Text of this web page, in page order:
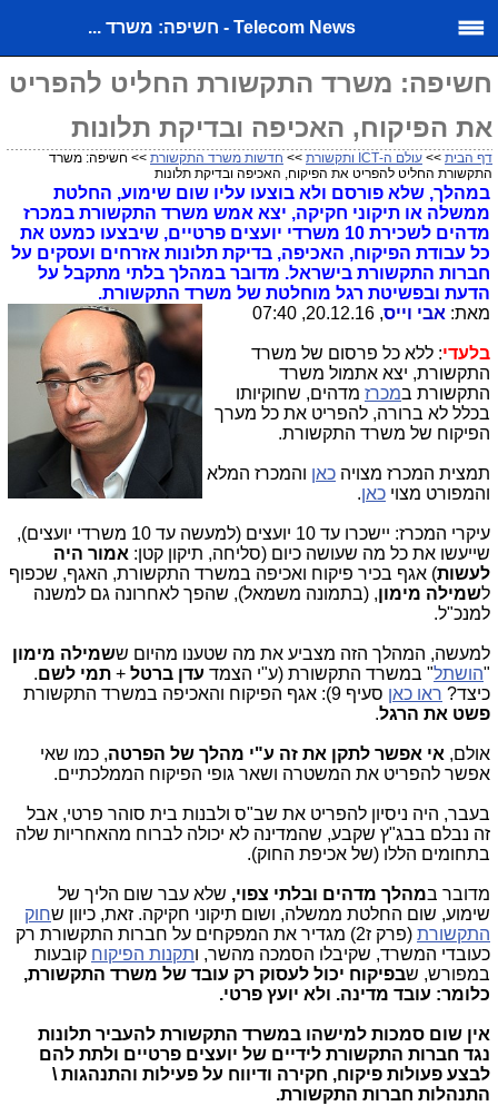
Telecom News - חשיפה: משרד ...
חשיפה: משרד התקשורת החליט להפריט
את הפיקוח, האכיפה ובדיקת תלונות
דף הבית >> עולם ה-ICT ותקשורת >> חדשות משרד התקשורת >> חשיפה: משרד
התקשורת החליט להפריט את הפיקוח, האכיפה ובדיקת תלונות
במהלך, שלא פורסם ולא בוצעו עליו שום שימוע, החלטת
ממשלה או תיקוני חקיקה, יצא אמש משרד התקשורת במכרז
מדהים לשכירת 10 משרדי יועצים פרטיים, שיבצעו כמעט את
כל עבודת הפיקוח, האכיפה, בדיקת תלונות אזרחים ועסקים על
חברות התקשורת בישראל. מדובר במהלך בלתי מתקבל על
הדעת ובפשיטת רגל מוחלטת של משרד התקשורת.
מאת: אבי וייס, 20.12.16, 07:40
בלעדי: ללא כל פרסום של משרד
התקשורת, יצא אתמול משרד
התקשורת במכרז מדהים, שחוקיותו
בכלל לא ברורה, להפריט את כל מערך
הפיקוח של משרד התקשורת.
תמצית המכרז מצויה כאן והמכרז המלא
והמפורט מצוי כאן.
עיקרי המכרז: יישכרו עד 10 יועצים (למעשה עד 10 משרדי יועצים),
שייעשו את כל מה שעושה כיום (סליחה, תיקון קטן: אמור היה
לעשות) אגף בכיר פיקוח ואכיפה במשרד התקשורת, האגף, שכפוף
לשמילה מימון, (בתמונה משמאל), שהפך לאחרונה גם למשנה
למנכ"ל.
למעשה, המהלך הזה מצביע את מה שטענו מהיום ששמילה מימון
"הושתל" במשרד התקשורת (ע"י הצמד עדן ברטל + תמי לשם.
כיצד? ראו כאן סעיף 9): אגף הפיקוח והאכיפה במשרד התקשורת
פשט את הרגל.
אולם, אי אפשר לתקן את זה ע"י מהלך של הפרטה, כמו שאי
אפשר להפריט את המשטרה ושאר גופי הפיקוח הממלכתיים.
בעבר, היה ניסיון להפריט את שב"ס ולבנות בית סוהר פרטי, אבל
זה נבלם בבג"ץ שקבע, שהמדינה לא יכולה לברוח מהאחריות שלה
בתחומים הללו (של אכיפת החוק).
מדובר במהלך מדהים ובלתי צפוי, שלא עבר שום הליך של
שימוע, שום החלטת ממשלה, ושום תיקוני חקיקה. זאת, כיוון שחוק
התקשורת
(פרק ז2) מגדיר את המפקחים על חברות התקשורת רק
כעובדי המשרד, שקיבלו הסמכה מהשר, ותקנות הפיקוח קובעות
במפורש, שבפיקוח יכול לעסוק רק עובד של משרד התקשורת,
כלומר: עובד מדינה. ולא יועץ פרטי.
אין שום סמכות למישהו במשרד התקשורת להעביר תלונות
נגד חברות התקשורת לידיים של יועצים פרטיים ולתת להם
לבצע פעולות פיקוח, חקירה ודיווח על פעילות והתנהגות \
התנהלות חברות התקשורת.